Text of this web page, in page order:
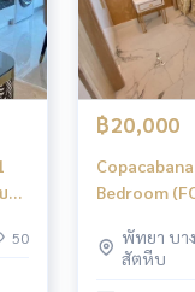
50
฿20,000
Bedroom
KP017พัทยา บา
สัตหีบ